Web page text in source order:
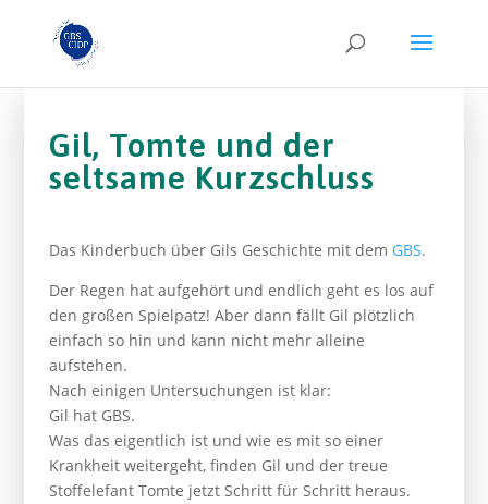
Gil, Tomte und der
seltsame Kurzschluss
Das Kinderbuch über Gils Geschichte mit dem GBS.
Der Regen hat aufgehört und endlich geht es los auf
den großen Spielpatz! Aber dann fällt Gil plötzlich
einfach so hin und kann nicht mehr alleine
aufstehen.
Nach einigen Untersuchungen ist klar:
Gil hat GBS.
Was das eigentlich ist und wie es mit so einer
Krankheit weitergeht, finden Gil und der treue
Stoffelefant Tomte jetzt Schritt für Schritt heraus.